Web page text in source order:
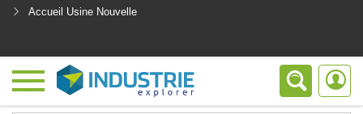
Accueil Usine Nouvelle